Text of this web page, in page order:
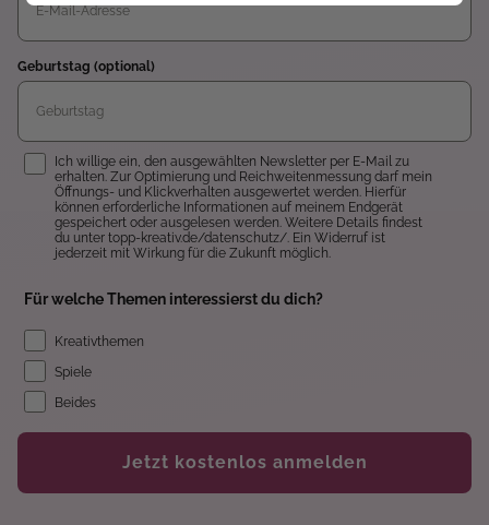
Geburtstag (optional)
Einwilligung
Ich willige ein, den ausgewählten Newsletter per E-Mail zu
erhalten. Zur Optimierung und Reichweitenmessung darf mein
Öffnungs- und Klickverhalten ausgewertet werden. Hierfür
können erforderliche Informationen auf meinem Endgerät
gespeichert oder ausgelesen werden. Weitere Details findest
du unter topp-kreativ.de/datenschutz/. Ein Widerruf ist
jederzeit mit Wirkung für die Zukunft möglich.
Für welche Themen interessierst du dich?
Kreativthemen
Spiele
Beides
Jetzt kostenlos anmelden